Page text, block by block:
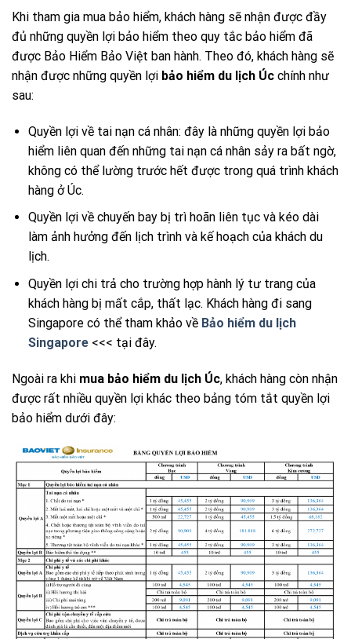
Khi tham gia mua bảo hiểm, khách hàng sẽ nhận được đầy
đủ những quyền lợi bảo hiểm theo quy tắc bảo hiểm đã
được Bảo Hiểm Bảo Việt ban hành. Theo đó, khách hàng sẽ
nhận được những quyền lợi bảo hiểm du lịch Úc chính như
sau:
Quyền lợi về tai nạn cá nhân: đây là những quyền lợi bảo
hiểm liên quan đến những tai nạn cá nhân sảy ra bất ngờ,
không có thể lường trước hết được trong quá trình khách
hàng ở Úc.
Quyền lợi về chuyến bay bị trì hoãn liên tục và kéo dài
làm ảnh hưởng đến lịch trình và kế hoạch của khách du
lịch.
Quyền lợi chi trả cho trường hợp hành lý tư trang của
khách hàng bị mất cắp, thất lạc. Khách hàng đi sang
Singapore có thể tham khảo về Bảo hiểm du lịch
Singapore<<< tại đây.
Ngoài ra khi mua bảo hiểm du lịch Úc, khách hàng còn nhận
được rất nhiều quyền lợi khác theo bảng tóm tắt quyền lợi
bảo hiểm dưới đây: